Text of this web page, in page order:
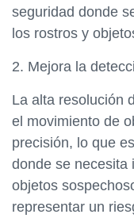
seguridad donde
los rostros y
2. Mejora la
La alta resolución
el movimiento de
precisión, lo que
donde se necesita
objetos
representar un